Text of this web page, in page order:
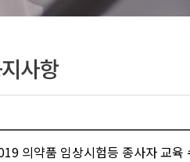
사항
의약품 임상시험등 종사자 교육